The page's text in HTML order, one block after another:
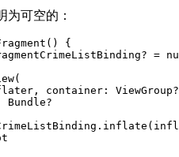
为可空的：
()
{
? =
(
, container : ViewGroup
Bundle?
. inflate (